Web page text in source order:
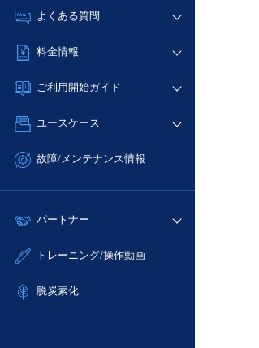
データ利活用
ネットワーク
IoT
サポート
管理機能
よくある質問
データ利活用
ネットワーク
IoT
サポート
管理機能
すべてのメニューを見る
料金情報
料金シミュレーター
クラウド/サーバー
ネットワーク
サポート
すべてのメニューを見る
ご利用開始ガイド
■ 管理機能
- 初期設定・確認
- ユーザー機能の管理
- APIリファレンス
ユースケース
- バックアップ
- IoT
- ITインフラストラクチャー
故障/メンテナンス情報
サービス稼働状況
故障/メンテナンス履歴
定期メンテナンス
パートナー
販売パートナー向けプログラム
トレーニング/操作動画
脱炭素化